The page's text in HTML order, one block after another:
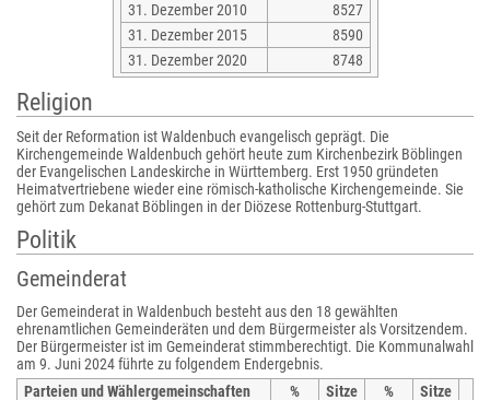
31. Dezember 2010
8527
31. Dezember 2015
8590
31. Dezember 2020
8748
Religion
Seit der Reformation ist Waldenbuch evangelisch geprägt. Die
Kirchengemeinde Waldenbuch gehört heute zum Kirchenbezirk Böblingen
der Evangelischen Landeskirche in Württemberg. Erst 1950 gründeten
Heimatvertriebene wieder eine römisch-katholische Kirchengemeinde. Sie
gehört zum Dekanat Böblingen in der Diözese Rottenburg-Stuttgart.
Politik
Gemeinderat
Der Gemeinderat in Waldenbuch besteht aus den 18 gewählten
ehrenamtlichen Gemeinderäten und dem Bürgermeister als Vorsitzendem.
Der Bürgermeister ist im Gemeinderat stimmberechtigt. Die Kommunalwahl
am 9. Juni 2024 führte zu folgendem Endergebnis.
Parteien und Wählergemeinschaften
% Sitze % Sitze